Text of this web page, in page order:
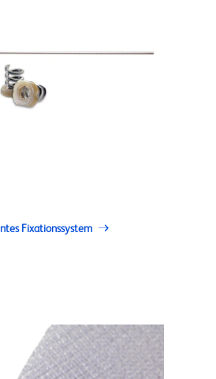
Fixationssystem